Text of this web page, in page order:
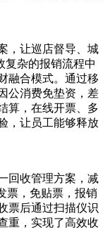
，让巡店督导、城
复杂的报销流程中
融合模式。通过移
公消费免垫资，差
算，在线开票、多
，让员工能够释放
回收管理方案，减
票，免贴票，报销
票后通过扫描仪识
重，实现了高效收